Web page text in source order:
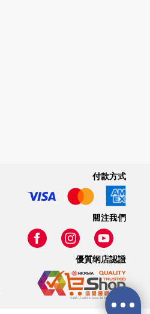
付款方式
關注我們
優質纲店認證